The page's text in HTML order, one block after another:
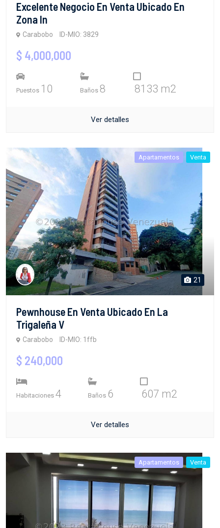
Excelente Negocio En Venta Ubicado En
Zona In
Carabobo ID-MIO: 3829
$ 4,000,000
Puestos 10 Baños 8 8133 m2
Ver detalles
Apartamentos Venta
21
Pewnhouse En Venta Ubicado En La
Trigaleña V
Carabobo ID-MIO: 1ffb
$ 240,000
Habitaciones 4 Baños 6 607 m2
Ver detalles
Apartamentos Venta